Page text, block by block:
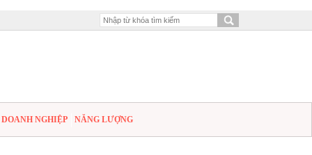
DOANH NGHIỆP NĂNG LƯỢNG